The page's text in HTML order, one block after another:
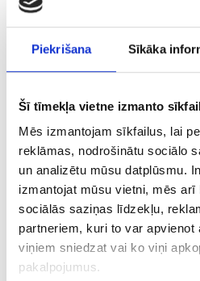
Piekrišana Sīkāka
Šī tīmekļa vietne izmanto
Mēs izmantojam sīkfailus, lai
reklāmas, nodrošinātu sociālo
un analizētu mūsu datplūsmu.
izmantojat mūsu vietni, mēs
sociālās saziņas līdzekļu,
partneriem, kuri to var
viņiem sniedzat vai ko viņi
pakalpojumus.
Zinātņu akadēmijas
vajadzībām.
Saskaņā ar leģendu 1945.
toreizējā Breslavā glabāto
dārglietas un citas
mēģināja izvest. "Zelta
nesasniedza savu
apstākļos pazuda
dienvidrietumos.
Baumas par iespējamiem
dārgumiem Lejassilēzijā